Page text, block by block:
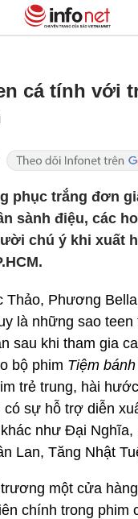
cá tính với
phục trắng đơn
sành điệu, các
chú ý khi xuất
Thảo, Phương
là những sao
sau khi tham gia
bộ phim Tiệm
trẻ trung, hài
có sự hỗ trợ diễn
như Đại Nghĩa,
Lan, Tăng Nhật
một cửa
chính trong phim